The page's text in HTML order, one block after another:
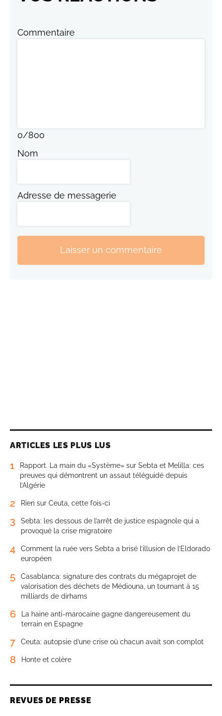
Commentaire
0/800
Nom
Adresse de messagerie
Laisser un commentaire
ARTICLES LES PLUS LUS
1
Rapport. La main du «Système» sur Sebta et Melilla: ces
preuves qui démontrent un assaut téléguidé depuis
l’Algérie
2 Rien sur Ceuta, cette fois-ci
3
Sebta: les dessous de l’arrêt de justice espagnole qui a
provoqué la crise migratoire
4
Comment la ruée vers Sebta a brisé l’illusion de l’Eldorado
européen
5
Casablanca: signature des contrats du mégaprojet de
valorisation des déchets de Médiouna, un tournant à 15
milliards de dirhams
6
La haine anti-marocaine gagne dangereusement du
terrain en Espagne
7 Ceuta: autopsie d’une crise où chacun avait son complot
8 Honte et colère
REVUES DE PRESSE